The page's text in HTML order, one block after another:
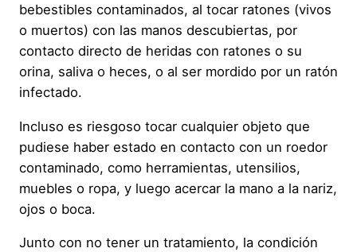
bebestibles contaminados, al tocar ratones (vivos
o muertos) con las manos descubiertas, por
contacto directo de heridas con ratones o su
orina, saliva o heces, o al ser mordido por un ratón
infectado.
Incluso es riesgoso tocar cualquier objeto que
pudiese haber estado en contacto con un roedor
contaminado, como herramientas, utensilios,
muebles o ropa, y luego acercar la mano a la nariz,
ojos o boca.
Junto con no tener un tratamiento, la condición